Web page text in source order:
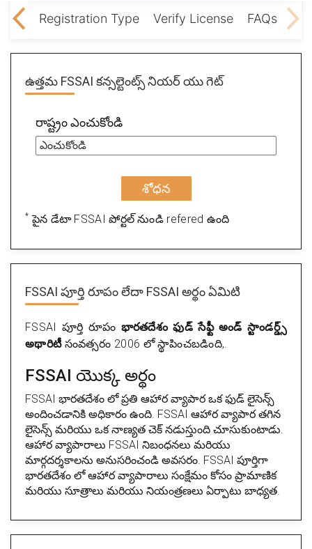
Registration Type Verify License FAQs
ఉత్తమ FSSAI కన్సల్టెంట్స్ నియర్ యు గెట్
రాష్ట్రం ఎంచుకోండి
శోధన
* పైన డేటా FSSAI పోర్టల్ నుండి refered ఉంది
FSSAI పూర్తి రూపం లేదా FSSAI అర్థం ఏమిటి
FSSAI పూర్తి రూపం భారతదేశం ఫుడ్ సేఫ్టీ అండ్ స్టాండర్డ్స్
అథారిటీసంవత్సరం 2006 లో స్థాపించబడింది,.
FSSAI యొక్క అర్థం
FSSAI భారతదేశం లో ప్రతి ఆహార వ్యాపార ఒక ఫుడ్ లైసెన్స్
అందించడానికి అధికారం ఉంది. FSSAI ఆహార వ్యాపార తగిన
లైసెన్స్ మరియు ఒక నాణ్యత చెక్ నడుస్తుంది చూసుకుంటాడు.
ఆహార వ్యాపారాలు FSSAI నిబంధనలు మరియు
మార్గదర్శకాలను అనుసరించండి అవసరం. FSSAI పూర్తిగా
భారతదేశం లో ఆహార వ్యాపారాలు సంక్షేమం కోసం ప్రామాణిక
మరియు సూత్రాలు మరియు నియంత్రణలు ఏర్పాటు బాధ్యత.